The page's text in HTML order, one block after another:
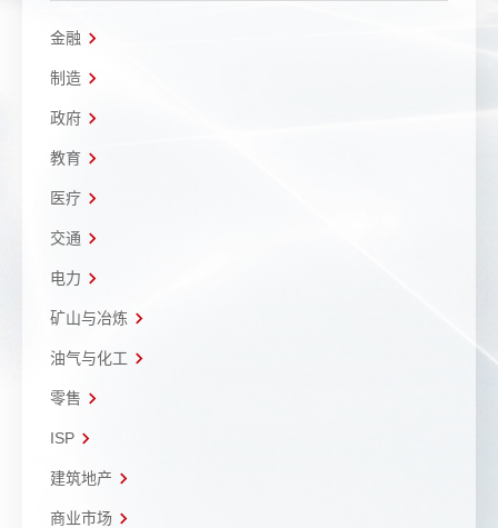
金融
制造
政府
教育
医疗
交通
电力
矿山与冶炼
油气与化工
零售
ISP
建筑地产
商业市场